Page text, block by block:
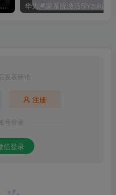
AI Mirror换装去衣APP可无限白嫖！
发表评论
注册
号登录
信登录